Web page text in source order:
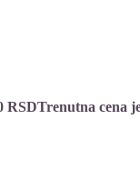
RSDTrenutna cena